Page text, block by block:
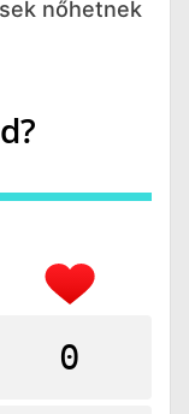
nőhetnek
0